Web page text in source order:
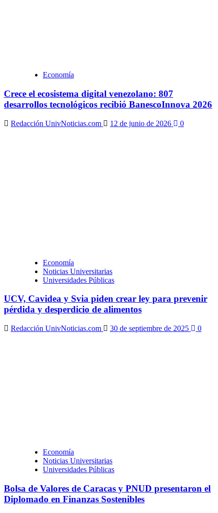
Economía
Crece el ecosistema digital venezolano: 807
desarrollos tecnológicos recibió BanescoInnova 2026
Redacción UnivNoticias.com 12 de junio de 2026 0
Economía
Noticias Universitarias
Universidades Públicas
UCV, Cavidea y Svia piden crear ley para prevenir
pérdida y desperdicio de alimentos
Redacción UnivNoticias.com 30 de septiembre de 2025 0
Economía
Noticias Universitarias
Universidades Públicas
Bolsa de Valores de Caracas y PNUD presentaron el
Diplomado en Finanzas Sostenibles